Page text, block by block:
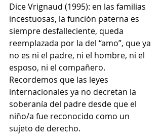
Dice Vrignaud (1995): en las familias
incestuosas, la función paterna es
siempre desfalleciente, queda
reemplazada por la del “amo”, que ya
no es ni el padre, ni el hombre, ni el
esposo, ni el compañero.
Recordemos que las leyes
internacionales ya no decretan la
soberanía del padre desde que el
niño/a fue reconocido como un
sujeto de derecho.